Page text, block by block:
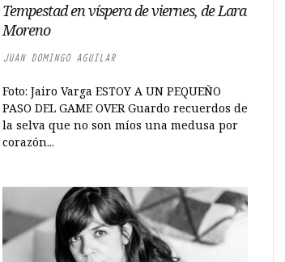
Tempestad en víspera de viernes, de Lara
Moreno
JUAN DOMINGO AGUILAR
Foto: Jairo Varga ESTOY A UN PEQUEÑO
PASO DEL GAME OVER Guardo recuerdos de
la selva que no son míos una medusa por
corazón...